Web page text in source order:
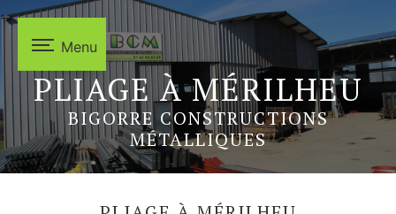
Menu
PLIAGE À MÉRILHEU
BIGORRE CONSTRUCTIONS
MÉTALLIQUES
Panneau de gestion des cookies